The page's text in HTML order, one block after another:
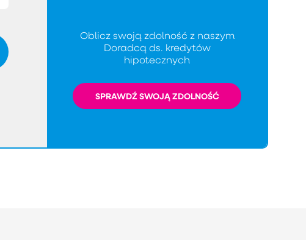
Oblicz swoją zdolność z naszym
Doradcą ds. kredytów
hipotecznych
SPRAWDŹ SWOJĄ ZDOLNOŚĆ